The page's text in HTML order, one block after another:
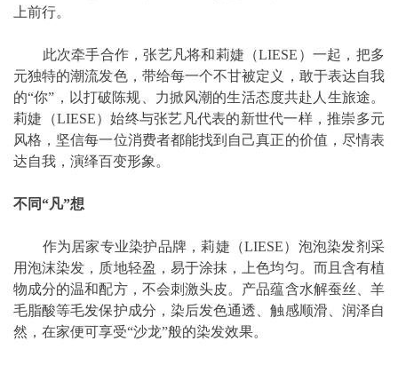
上前行。
此次牵手合作，张艺凡将和莉婕（LIESE）一起，把多
元独特的潮流发色，带给每一个不甘被定义，敢于表达自我
的“你”，以打破陈规、力掀风潮的生活态度共赴人生旅途。
莉婕（LIESE）始终与张艺凡代表的新世代一样，推崇多元
风格，坚信每一位消费者都能找到自己真正的价值，尽情表
达自我，演绎百变形象。
不同“凡”想
作为居家专业染护品牌，莉婕（LIESE）泡泡染发剂采
用泡沫染发，质地轻盈，易于涂抹，上色均匀。而且含有植
物成分的温和配方，不会刺激头皮。产品蕴含水解蚕丝、羊
毛脂酸等毛发保护成分，染后发色通透、触感顺滑、润泽自
然，在家便可享受“沙龙”般的染发效果。